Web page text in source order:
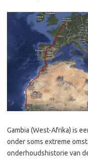
Gambia (West-Afrika) is
onder soms extreme
onderhoudshistorie van